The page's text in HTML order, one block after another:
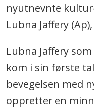
nyutnevnte
Lubna Jaffery
Lubna Jaffery
kom i sin første
bevegelsen med
oppretter en